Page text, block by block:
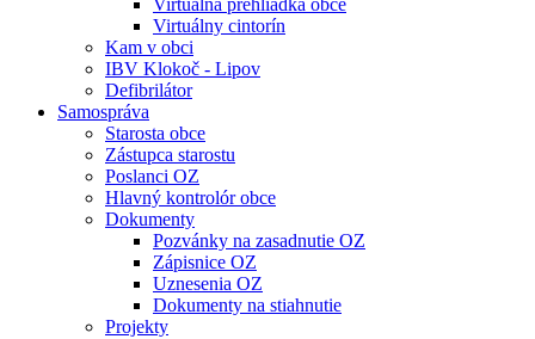
Virtuálna prehliadka obce
Virtuálny cintorín
Kam v obci
IBV Klokoč - Lipov
Defibrilátor
Samospráva
Starosta obce
Zástupca starostu
Poslanci OZ
Hlavný kontrolór obce
Dokumenty
Pozvánky na zasadnutie OZ
Zápisnice OZ
Uznesenia OZ
Dokumenty na stiahnutie
Projekty